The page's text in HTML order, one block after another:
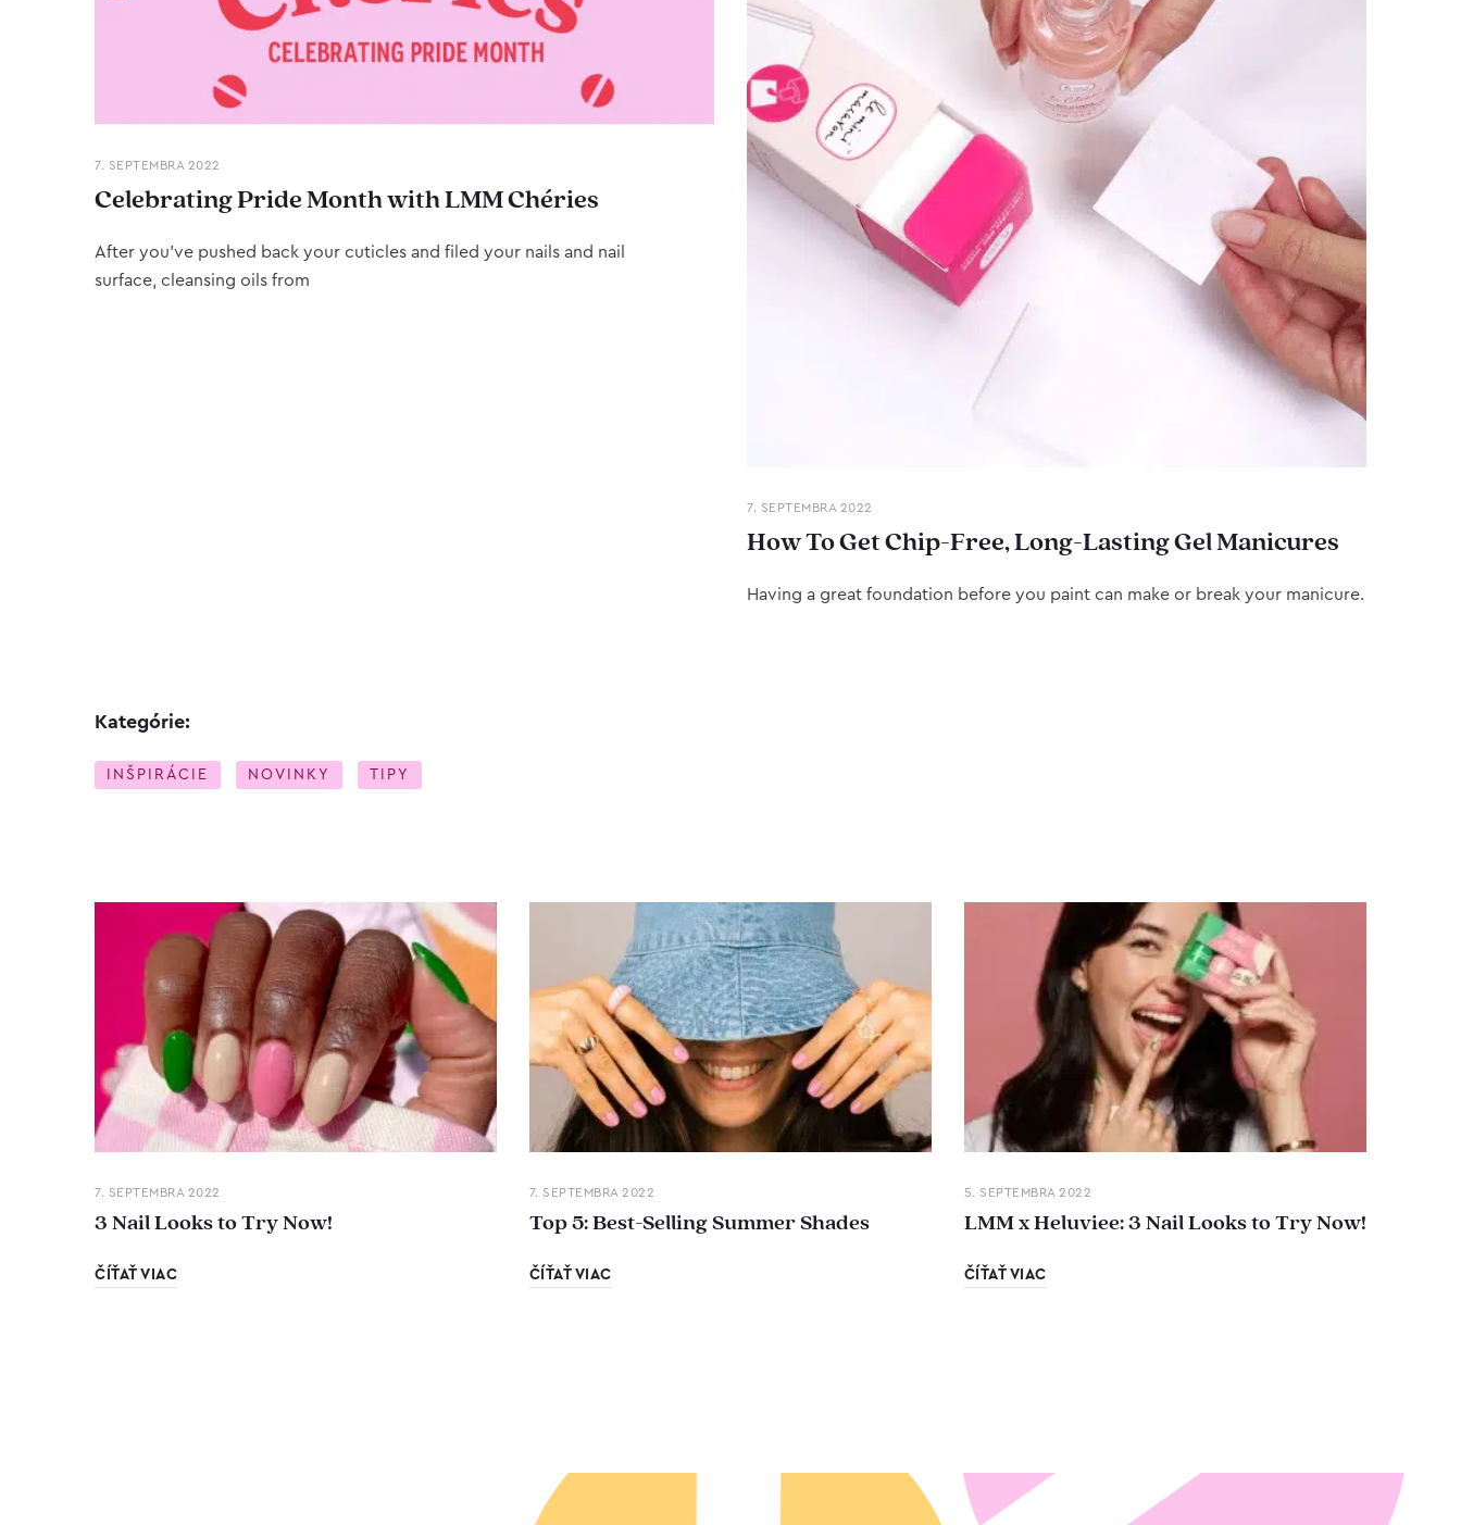
7. SEPTEMBRA 2022
Celebrating Pride Month with LMM Chéries
After you’ve pushed back your cuticles and filed your nails and nail
surface, cleansing oils from
7. SEPTEMBRA 2022
How To Get Chip-Free, Long-Lasting Gel Manicures
Having a great foundation before you paint can make or break your manicure.
Kategórie:
INŠPIRÁCIE NOVINKY TIPY
7. SEPTEMBRA 2022
3 Nail Looks to Try Now!
ČÍŤAŤ VIAC
7. SEPTEMBRA 2022
Top 5: Best-Selling Summer Shades
ČÍŤAŤ VIAC
5. SEPTEMBRA 2022
LMM x Heluviee: 3 Nail Looks to Try Now!
ČÍŤAŤ VIAC